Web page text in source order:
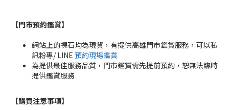
【門市預約鑑賞】
網站上的裸石均為現貨，有提供高雄門市鑑賞服務，可以私
訊粉專/ LINE 預約現場鑑賞
為提供最佳服務品質，門市鑑賞需先提前預約，恕無法臨時
提供鑑賞服務
【購買注意事項】